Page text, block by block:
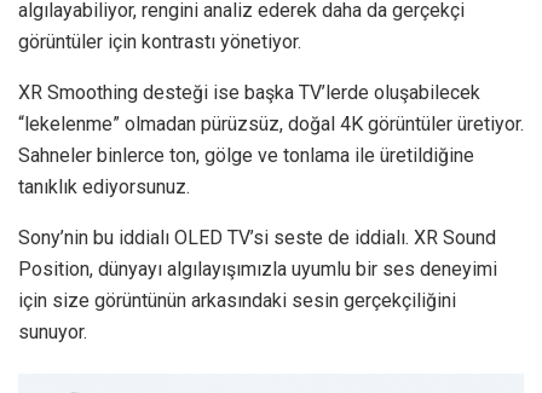
algılayabiliyor, rengini analiz ederek daha da gerçekçi
görüntüler için kontrastı yönetiyor.
XR Smoothing desteği ise başka TV’lerde oluşabilecek
“lekelenme” olmadan pürüzsüz, doğal 4K görüntüler üretiyor.
Sahneler binlerce ton, gölge ve tonlama ile üretildiğine
tanıklık ediyorsunuz.
Sony’nin bu iddialı OLED TV’si seste de iddialı. XR Sound
Position, dünyayı algılayışımızla uyumlu bir ses deneyimi
için size görüntünün arkasındaki sesin gerçekçiliğini
sunuyor.